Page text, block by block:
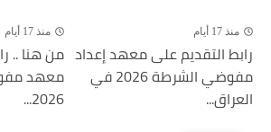
منذ 17 أيام
رابط التقديم على معهد إعداد
مفوضي الشرطة 2026 في
العراق...
منذ 17 أيام
من هنا ..
معهد
2026...